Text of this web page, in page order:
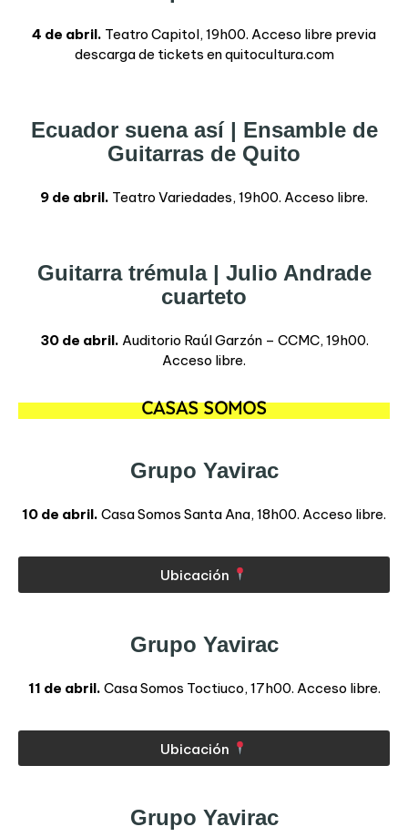
4 de abril. Teatro Capitol, 19h00. Acceso libre previa
descarga de tickets en quitocultura.com
Ecuador suena así | Ensamble de
Guitarras de Quito
9 de abril. Teatro Variedades, 19h00. Acceso libre.
Guitarra trémula | Julio Andrade
cuarteto
30 de abril. Auditorio Raúl Garzón – CCMC, 19h00.
Acceso libre.
CASAS SOMOS
Grupo Yavirac
10 de abril. Casa Somos Santa Ana, 18h00. Acceso libre.
Ubicación
Grupo Yavirac
11 de abril. Casa Somos Toctiuco, 17h00. Acceso libre.
Ubicación
Grupo Yavirac